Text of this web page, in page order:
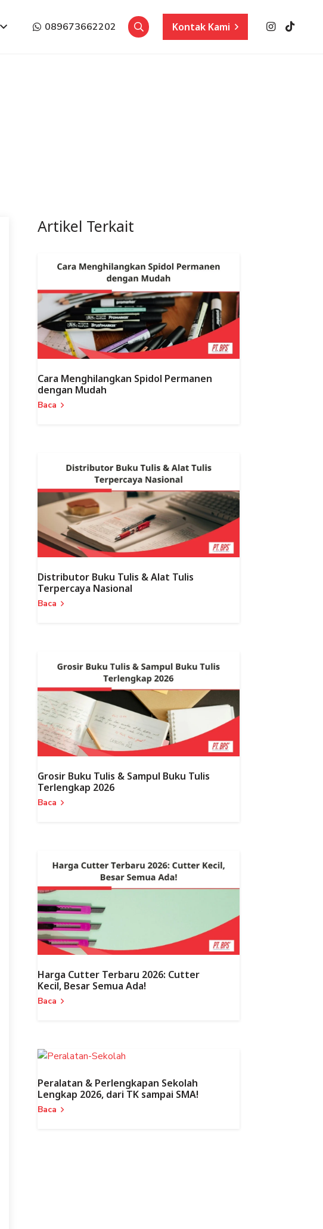
089673662202 Kontak Kami
Artikel Terkait
Cara Menghilangkan Spidol Permanen
dengan Mudah
Baca
Distributor Buku Tulis & Alat Tulis
Terpercaya Nasional
Baca
Grosir Buku Tulis & Sampul Buku Tulis
Terlengkap 2026
Baca
Harga Cutter Terbaru 2026: Cutter
Kecil, Besar Semua Ada!
Baca
Peralatan & Perlengkapan Sekolah
Lengkap 2026, dari TK sampai SMA!
Baca